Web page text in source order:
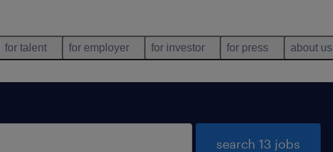
for talent for employer for investor for press about us
search 13 jobs